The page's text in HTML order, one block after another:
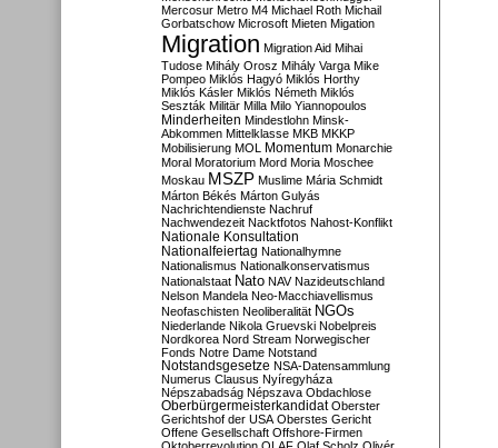
Mercosur Metro M4 Michael Roth Michail
Gorbatschow Microsoft Mieten Migation
Migration Migration Aid Mihai
Tudose Mihály Orosz Mihály Varga Mike
Pompeo Miklós Hagyó Miklós Horthy
Miklós Kásler Miklós Németh Miklós
Seszták Militär Milla Milo Yiannopoulos
Minderheiten Mindestlohn Minsk-
Abkommen Mittelklasse MKB MKKP
Mobilisierung MOL Momentum Monarchie
Moral Moratorium Mord Moria Moschee
Moskau MSZP Muslime Mária Schmidt
Márton Békés Márton Gulyás
Nachrichtendienste Nachruf
Nachwendezeit Nacktfotos Nahost-Konflikt
Nationale Konsultation
Nationalfeiertag Nationalhymne
Nationalismus Nationalkonservatismus
Nationalstaat Nato NAV Nazideutschland
Nelson Mandela Neo-Macchiavellismus
Neofaschisten Neoliberalität NGOs
Niederlande Nikola Gruevski Nobelpreis
Nordkorea Nord Stream Norwegischer
Fonds Notre Dame Notstand
Notstandsgesetze NSA-Datensammlung
Numerus Clausus Nyíregyháza
Népszabadság Népszava Obdachlose
Oberbürgermeisterkandidat Oberster
Gerichtshof der USA Oberstes Gericht
Offene Gesellschaft Offshore-Firmen